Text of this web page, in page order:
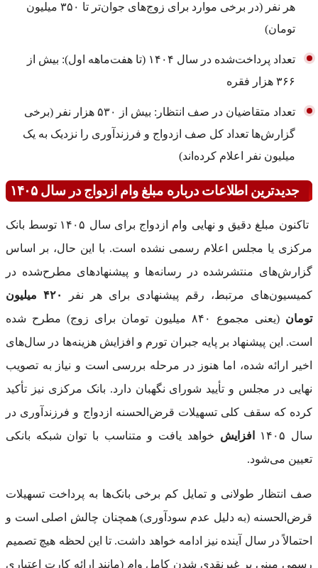
هر نفر (در برخی موارد برای زوج‌های جوان‌تر تا ۳۵۰ میلیون
تومان)
تعداد پرداخت‌شده در سال ۱۴۰۴ (تا هفت‌ماهه اول): بیش از
۳۶۶ هزار فقره
تعداد متقاضیان در صف انتظار: بیش از ۵۳۰ هزار نفر (برخی
گزارش‌ها تعداد کل صف ازدواج و فرزندآوری را نزدیک به یک
میلیون نفر اعلام کرده‌اند)
جدیدترین اطلاعات درباره مبلغ وام ازدواج در سال ۱۴۰۵
تاکنون مبلغ دقیق و نهایی وام ازدواج برای سال ۱۴۰۵ توسط بانک
مرکزی یا مجلس اعلام رسمی نشده است. با این حال، بر اساس
گزارش‌های منتشرشده در رسانه‌ها و پیشنهادهای مطرح‌شده در
کمیسیون‌های مرتبط، رقم پیشنهادی برای هر نفر
۴۲۰ میلیون
تومان
(یعنی مجموع ۸۴۰ میلیون تومان برای زوج) مطرح شده
است. این پیشنهاد بر پایه جبران تورم و افزایش هزینه‌ها در سال‌های
اخیر ارائه شده، اما هنوز در مرحله بررسی است و نیاز به تصویب
نهایی در مجلس و تأیید شورای نگهبان دارد. بانک مرکزی نیز تأکید
کرده که سقف کلی تسهیلات قرض‌الحسنه ازدواج و فرزندآوری در
سال ۱۴۰۵
افزایش خواهد یافت و متناسب با توان شبکه بانکی
تعیین می‌شود.
صف انتظار طولانی و تمایل کم برخی بانک‌ها به پرداخت تسهیلات
قرض‌الحسنه (به دلیل عدم سودآوری) همچنان چالش اصلی است و
احتمالاً در سال آینده نیز ادامه خواهد داشت. تا این لحظه هیچ تصمیم
رسمی مبنی بر غیرنقدی شدن کامل وام (مانند ارائه کارت اعتباری